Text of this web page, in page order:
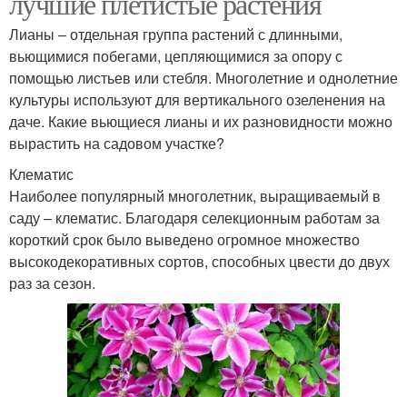
Лианы – отдельная группа растений с длинными,
вьющимися побегами, цепляющимися за опору с
помощью листьев или стебля. Многолетние и однолетние
культуры используют для вертикального озеленения на
даче. Какие вьющиеся лианы и их разновидности можно
вырастить на садовом участке?
Клематис
Наиболее популярный многолетник, выращиваемый в
саду – клематис. Благодаря селекционным работам за
короткий срок было выведено огромное множество
высокодекоративных сортов, способных цвести до двух
раз за сезон.